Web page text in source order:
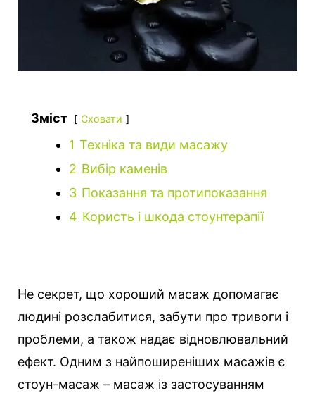
Зміст Сховати
1 Техніка та види масажу
2 Вибір каменів
3 Показання та протипоказання
4 Користь і шкода стоунтерапії
Не секрет, що хороший масаж допомагає
людині розслабитися, забути про тривоги і
проблеми, а також надає відновлювальний
ефект. Одним з найпоширеніших масажів є
стоун-масаж – масаж із застосуванням